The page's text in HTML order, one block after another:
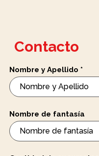
Contacto
Nombre y Apellido *
Nombre de fantasía